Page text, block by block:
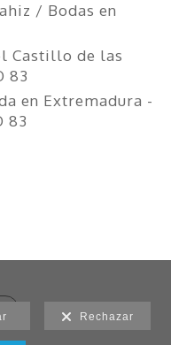
/ Bodas en
Castillo de las
83
en Extremadura -
83
Rechazar